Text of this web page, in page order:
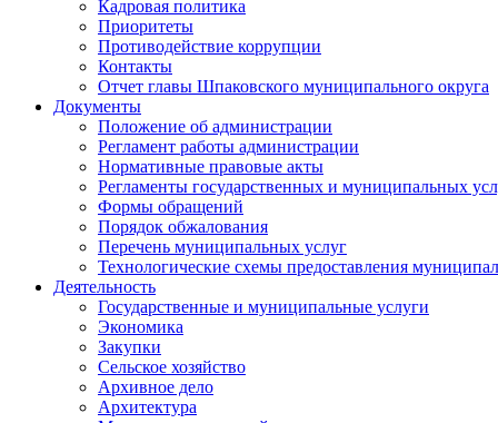
Кадровая политика
Приоритеты
Противодействие коррупции
Контакты
Отчет главы Шпаковского муниципального округа
Документы
Положение об администрации
Регламент работы администрации
Нормативные правовые акты
Регламенты государственных и муниципальных
Формы обращений
Порядок обжалования
Перечень муниципальных услуг
Технологические схемы предоставления
Деятельность
Государственные и муниципальные услуги
Экономика
Закупки
Сельское хозяйство
Архивное дело
Архитектура